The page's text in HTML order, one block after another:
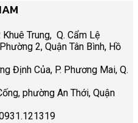
Khuê Trung, Q. Cẩm Lệ
2, Quận Tân Bình, Hồ
Định Của, P. Phương Mai, Q.
phường An Thới, Quận